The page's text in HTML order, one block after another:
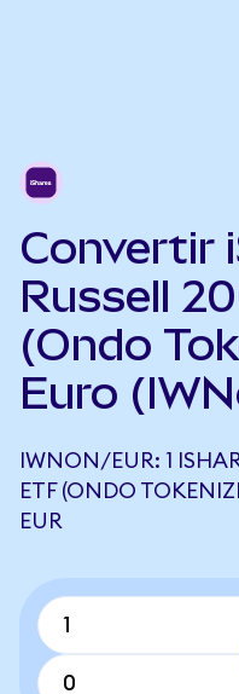
Convertir
Russell
(Ondo
Euro
IWNON/EUR: 1
ETF (ONDO
EUR